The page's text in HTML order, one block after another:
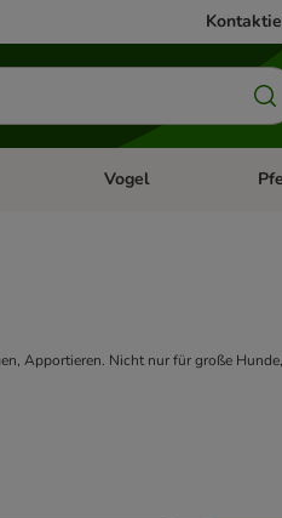
& Zubehör
Menü öffnen: KleintierKategorie-Menü öffnen:
Vogel
Apportieren. Nicht nur für große